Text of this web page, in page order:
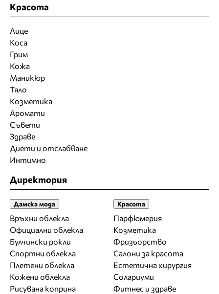
Красота
Лице
Коса
Грим
Кожа
Маникюр
Тяло
Козметика
Аромати
Съвети
Здраве
Диети и отслабване
Интимно
Директория
Дамска мода
Връхни облекла
Официални облекла
Булчински рокли
Спортни облекла
Плетени облекла
Кожени облекла
Рисувана коприна
Красота
Парфюмерия
Козметика
Фризьорство
Салони за красота
Естетична хирургия
Солариуми
Фитнес и здраве